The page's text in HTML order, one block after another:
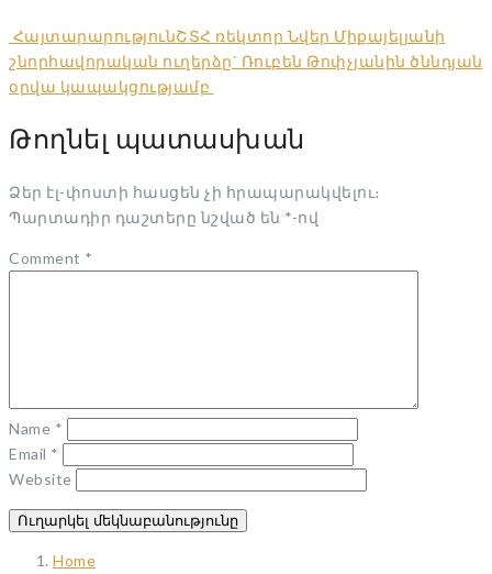
ՀայտարարությունՇՏՀ ռեկտոր Նվեր Միքայելյանի
շնորհավորական ուղերձը` Ռուբեն Թոփչյանին ծննդյան
օրվա կապակցությամբ
Թողնել պատասխան
Ձեր էլ-փոստի հասցեն չի հրապարակվելու։
Պարտադիր դաշտերը նշված են *-ով
Comment *
Name *
Email *
Website
Home